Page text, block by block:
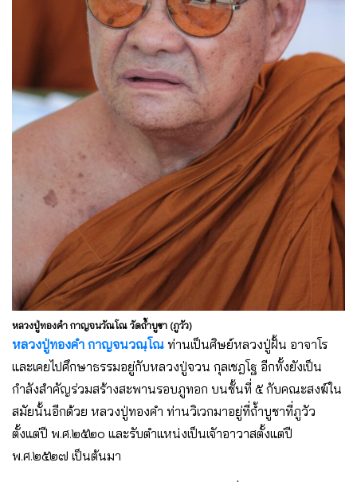
หลวงปู่ทองคำ กาญจนวัณโณ วัดถ้ำบูชา (ภูวัว)
หลวงปู่ทองคำ กาญจนวณฺโณ ท่านเป็นศิษย์หลวงปู่ฝั้น อาจาโร
และเคยไปศึกษาธรรมอยู่กับหลวงปู่จวน กุลเชฎโฐ อีกทั้งยังเป็น
กำลังสำคัญร่วมสร้างสะพานรอบภูทอก บนชั้นที่ ๕ กับคณะสงฆ์ใน
สมัยนั้นอีกด้วย หลวงปู่ทองคำ ท่านวิเวกมาอยู่ที่ถ้ำบูชาที่ภูวัว
ตั้งแต่ปี พ.ศ.๒๕๒๐ และรับตำแหน่งเป็นเจัาอาวาสตั้งแต่ปี
พ.ศ.๒๕๒๗ เป็นต้นมา